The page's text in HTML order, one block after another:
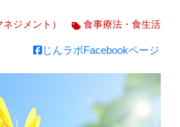
ジメント） 食事療法・食生活
じんラボFacebookページ